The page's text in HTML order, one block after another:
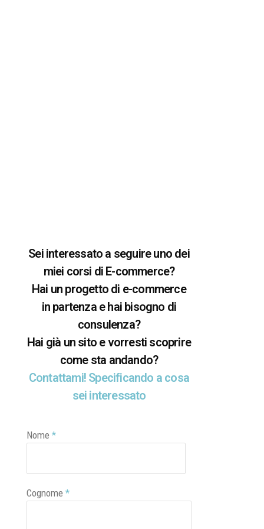
Sei interessato a seguire uno dei
miei corsi di E-commerce?
Hai un progetto di e-commerce
in partenza e hai bisogno di
consulenza?
Hai già un sito e vorresti scoprire
come sta andando?
Contattami! Specificando a cosa
sei interessato
Nome *
Cognome *